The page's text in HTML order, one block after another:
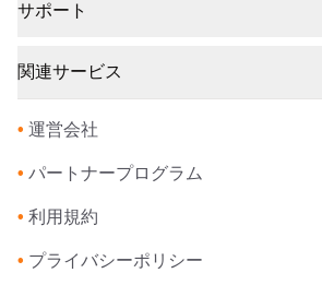
サポート
関連サービス
• 運営会社
• パートナープログラム
• 利用規約
• プライバシーポリシー